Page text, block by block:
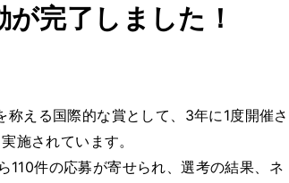
完了しました！
える国際的な賞として、3年に1度開催さ
施されています。
件の応募が寄せられ、選考の結果、ネ